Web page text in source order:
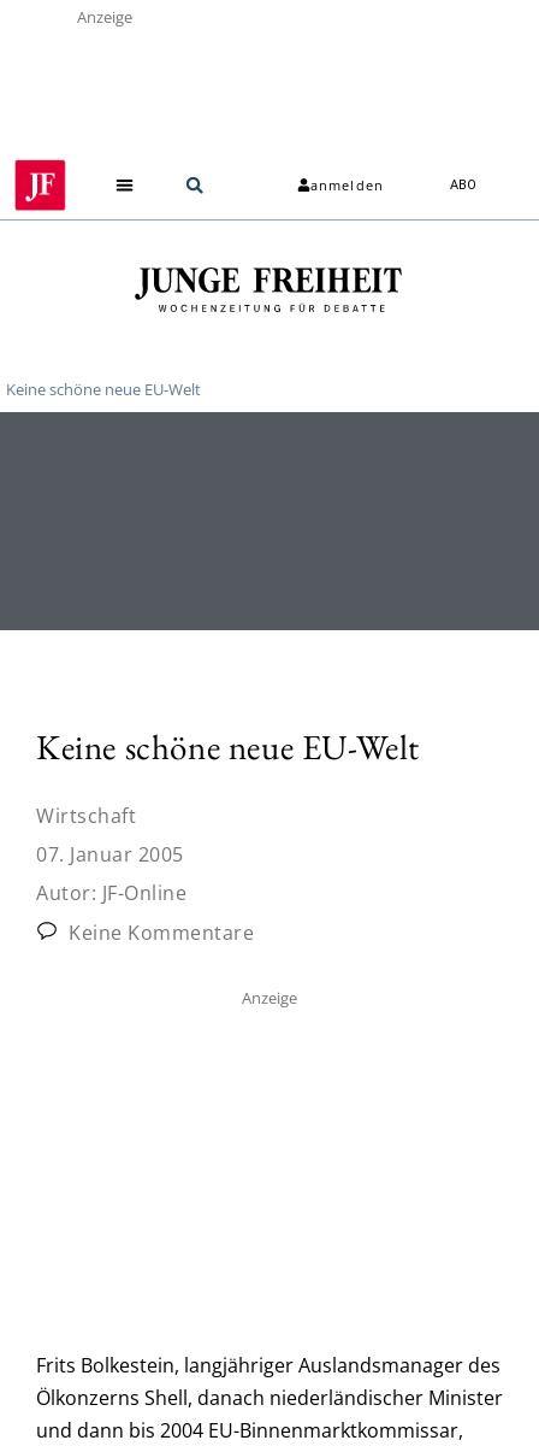
Anzeige
anmelden ABO
Keine schöne neue EU-Welt
Keine schöne neue EU-Welt
Wirtschaft
07. Januar 2005
Autor: JF-Online
Keine Kommentare
Anzeige
Frits Bolkestein, langjähriger Auslandsmanager des
Ölkonzerns Shell, danach niederländischer Minister
und dann bis 2004 EU-Binnenmarktkommissar,